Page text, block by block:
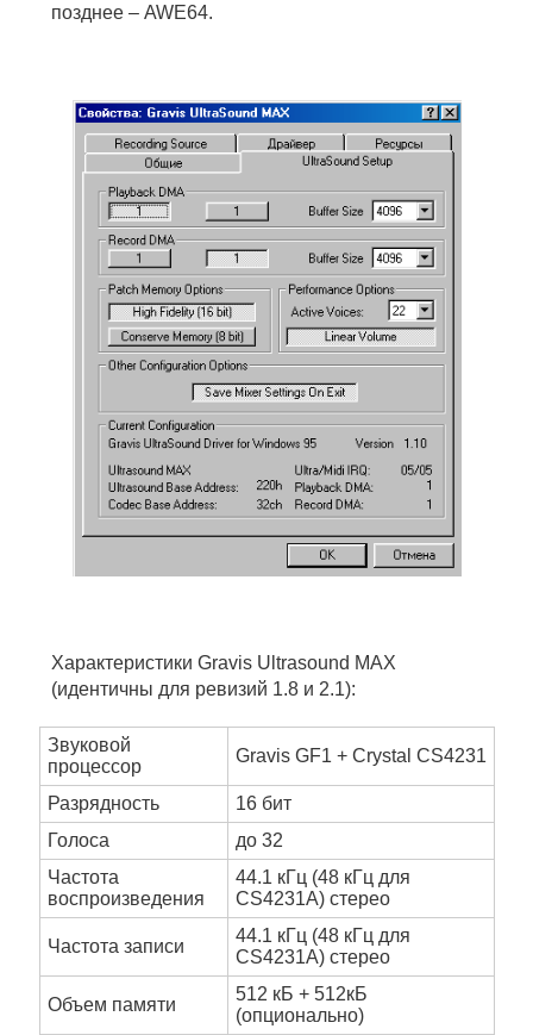
позднее – AWE64.
Характеристики Gravis Ultrasound MAX
(идентичны для ревизий 1.8 и 2.1):
Звуковой
процессор
Gravis GF1 + Crystal CS4231
Разрядность
16 бит
Голоса
до 32
Частота
воспроизведения
44.1 кГц (48 кГц для
CS4231A) стерео
Частота записи
44.1 кГц (48 кГц для
CS4231A) стерео
Объем памяти
512 кБ + 512кБ
(опционально)